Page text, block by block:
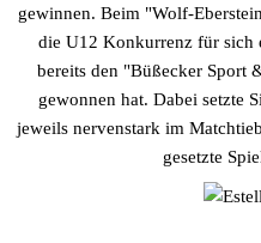
gewinnen. Beim "Wolf-
die U12 Konkurrenz für sich
bereits den "Büßecker Sport
gewonnen hat. Dabei setzte
jeweils nervenstark im
gesetzte